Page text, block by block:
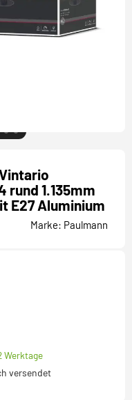
1.135mm
E27 Aluminium
Marke: Paulmann
Werktage
versendet